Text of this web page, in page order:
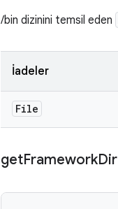
/bin dizinini temsil eden
İadeler
File
getFrameworkDir